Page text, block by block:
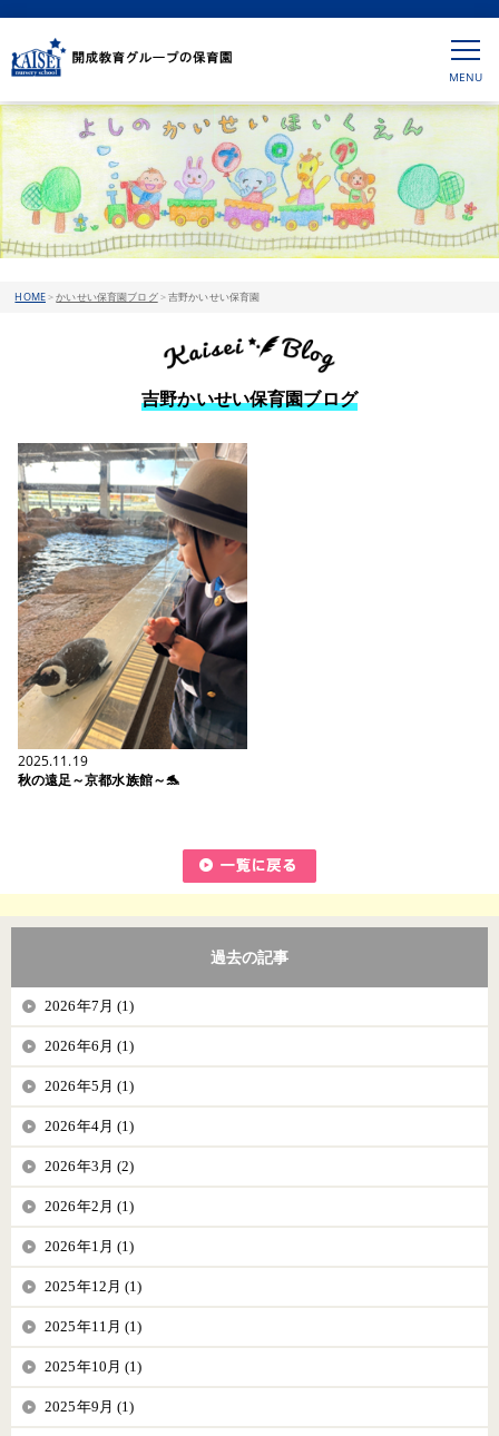
HOME>かいせい保育園ブログ>吉野かいせい保育園
吉野かいせい保育園ブログ
2025.11.19
秋の遠足～京都水族館～🐬
過去の記事
2026年7月 (1)
2026年6月 (1)
2026年5月 (1)
2026年4月 (1)
2026年3月 (2)
2026年2月 (1)
2026年1月 (1)
2025年12月 (1)
2025年11月 (1)
2025年10月 (1)
2025年9月 (1)